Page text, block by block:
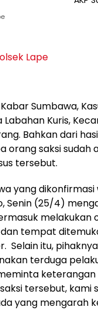
Sumbawa,
Labahan Kuris,
Bahkan dari
orang saksi sudah
tersebut.
yang
Senin (25/4)
melakukan
tempat
Selain itu,
terduga
keterangan
tersebut,
yang mengarah